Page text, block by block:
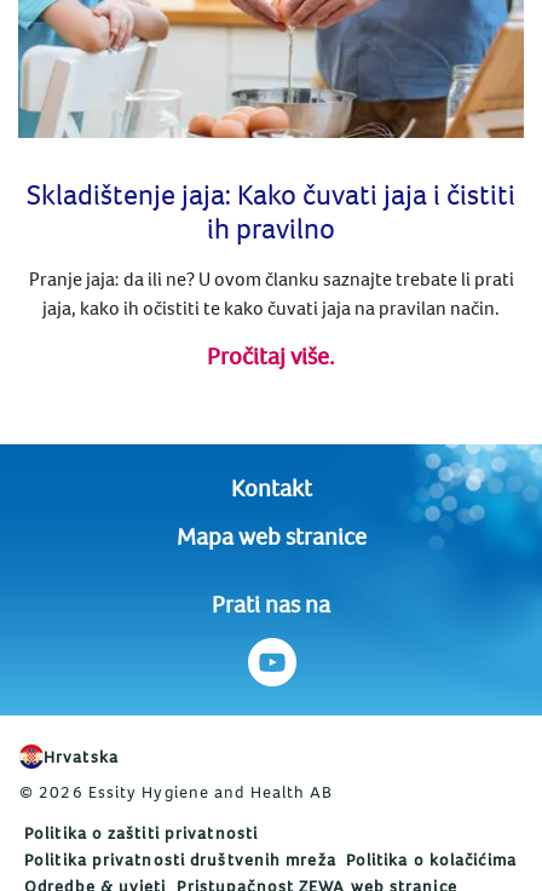
Skladištenje jaja: Kako čuvati jaja i čistiti
ih pravilno
Pranje jaja: da ili ne? U ovom članku saznajte trebate li prati
jaja, kako ih očistiti te kako čuvati jaja na pravilan način.
Pročitaj više.
Kontakt
Mapa web stranice
Prati nas na
Hrvatska
© 2026 Essity Hygiene and Health AB
Politika o zaštiti privatnosti
Politika privatnosti društvenih mreža Politika o kolačićima
Odredbe & uvjeti Pristupačnost ZEWA web stranice